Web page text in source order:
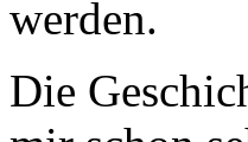
werden.
Die